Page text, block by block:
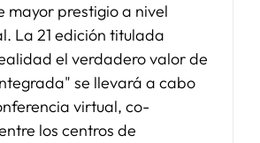
mayor prestigio a nivel
La 21 edición titulada
el verdadero valor de
se llevará a cabo
virtual, co-
los centros de